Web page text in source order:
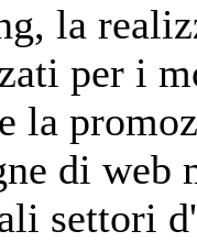
la
per i
la
di web
settori